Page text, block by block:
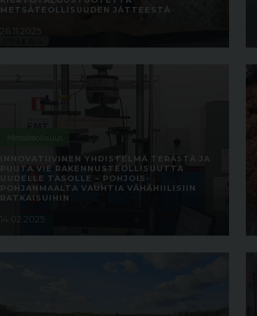
METSÄTEOLLISUUDEN JÄTTEESTÄ
26.11.2025
Metsäteollisuus
INNOVATIIVINEN YHDISTELMÄ TERÄSTÄ JA
PUUTA VIE RAKENNUSTEOLLISUUTTA
UUDELLE TASOLLE – POHJOIS-
POHJANMAALTA VAUHTIA VÄHÄHIILISIIN
RATKAISUIHIN
14.02.2025